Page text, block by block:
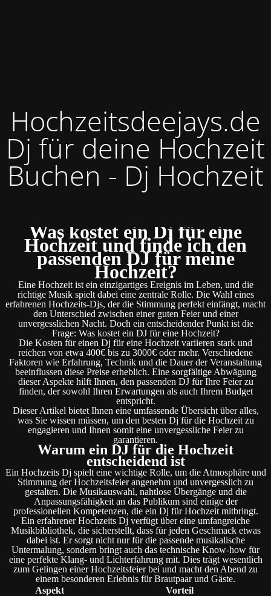
Hochzeitsdeejays.de
Dj für deine Hochzeit
Buchen - Dj Hochzeit
Was kostet ein Dj für eine
Hochzeit und finde ich den
passenden DJ für meine
Hochzeit?
Eine Hochzeit ist ein einzigartiges Ereignis im Leben, und die
richtige Musik spielt dabei eine zentrale Rolle. Die Wahl eines
erfahrenen Hochzeits-Djs, der die Stimmung perfekt einfängt, macht
den Unterschied zwischen einer guten Feier und einer
unvergesslichen Nacht. Doch ein entscheidender Punkt ist die
Frage: Was kostet ein DJ für eine Hochzeit?
Die Kosten für einen Dj für eine Hochzeit variieren stark und
reichen von etwa 400€ bis zu 3000€ oder mehr. Verschiedene
Faktoren wie Erfahrung, Technik und die Dauer der Veranstaltung
beeinflussen diese Preise erheblich. Eine sorgfältige Abwägung
dieser Aspekte hilft Ihnen, den passenden DJ für Ihre Feier zu
finden, der sowohl Ihren Erwartungen als auch Ihrem Budget
entspricht.
Dieser Artikel bietet Ihnen eine umfassende Übersicht über alles,
was Sie wissen müssen, um den besten Dj für die Hochzeit zu
engagieren und Ihnen somit eine unvergessliche Feier zu
garantieren.
Warum ein DJ für die Hochzeit
entscheidend ist
Ein Hochzeits Dj spielt eine wichtige Rolle, um die Atmosphäre und
Stimmung der Hochzeitsfeier angenehm und unvergesslich zu
gestalten. Die Musikauswahl, nahtlose Übergänge und die
Anpassungsfähigkeit an das Publikum sind einige der
professionellen Kompetenzen, die ein Dj für Hochzeit mitbringt.
Ein erfahrener Hochzeits Dj verfügt über eine umfangreiche
Musikbibliothek, die sicherstellt, dass für jeden Geschmack etwas
dabei ist. Er sorgt nicht nur für die passende musikalische
Untermalung, sondern bringt auch das technische Know-how für
eine perfekte Klang- und Lichterfahrung mit. Dies trägt wesentlich
zum Gelingen einer Hochzeitsfeier bei und macht den Abend zu
einem besonderen Erlebnis für Brautpaar und Gäste.
Aspekt
Vorteil